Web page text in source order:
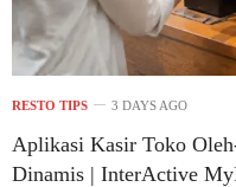
RESTO TIPS 3 DAYS AGO
Aplikasi Kasir Toko
Dinamis | InterActive